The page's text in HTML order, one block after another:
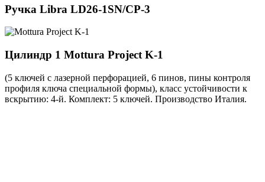
Ручка Libra LD26-1SN/CP-3
Цилиндр 1 Mottura Project K-1
(5 ключей с лазерной перфорацией, 6 пинов, пины контроля
профиля ключа специальной формы), класс устойчивости к
вскрытию: 4-й. Комплект: 5 ключей. Производство Италия.